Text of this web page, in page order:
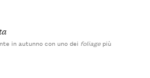
in autunno con uno dei foliagepiù